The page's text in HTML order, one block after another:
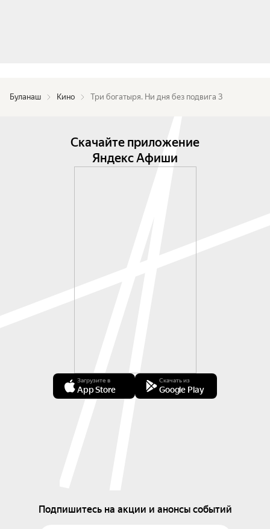
Буланаш Кино Три богатыря. Ни дня без подвига 3
Скачайте приложение
Яндекс Афиши
Загрузите в
App Store
Скачать из
Google Play
Подпишитесь на акции и анонсы событий